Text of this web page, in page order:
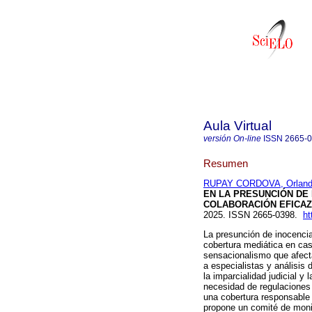
Aula Virtual
versión On-line ISSN 2665-
Resumen
RUPAY CORDOVA,
EN LA PRESUNCIÓN
COLABORACIÓN
2025. ISSN 2665-0398.
La presunción de
cobertura mediática en
sensacionalismo que
a especialistas y análisis
la imparcialidad judicial y
necesidad de
una cobertura
propone un comité de